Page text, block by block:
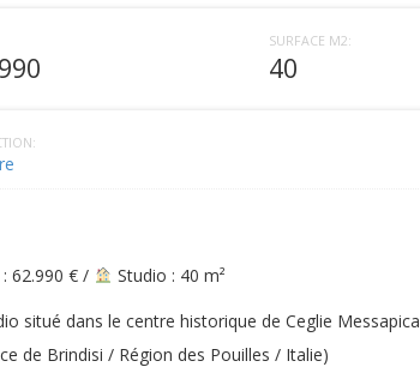
SURFACE M2:
40
: 62.990 € /
Studio : 40 m²
situé dans le centre historique de Ceglie Messapica
de Brindisi / Région des Pouilles / Italie)